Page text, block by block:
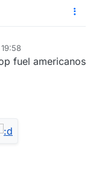
fuel americanos